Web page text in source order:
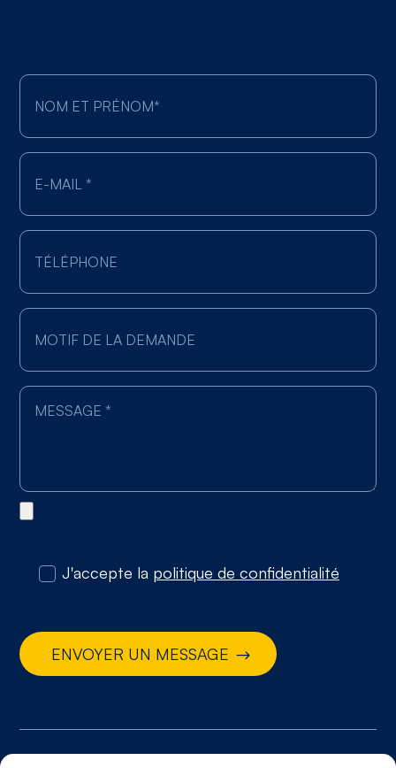
J'accepte la politique de confidentialité
ENVOYER UN MESSAGE